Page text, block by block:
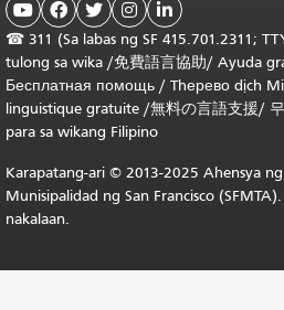
    
☎ 311 (Sa labas ng SF 415.701.2311;
tulong sa wika /免費語言協助/ Ayuda
Бесплатная помощь / Thерево dịch
linguistique gratuite /無料の言語支援/
para sa wikang Filipino
Karapatang-ari © 2013-2025 Ahensya
Munisipalidad ng San Francisco
nakalaan.